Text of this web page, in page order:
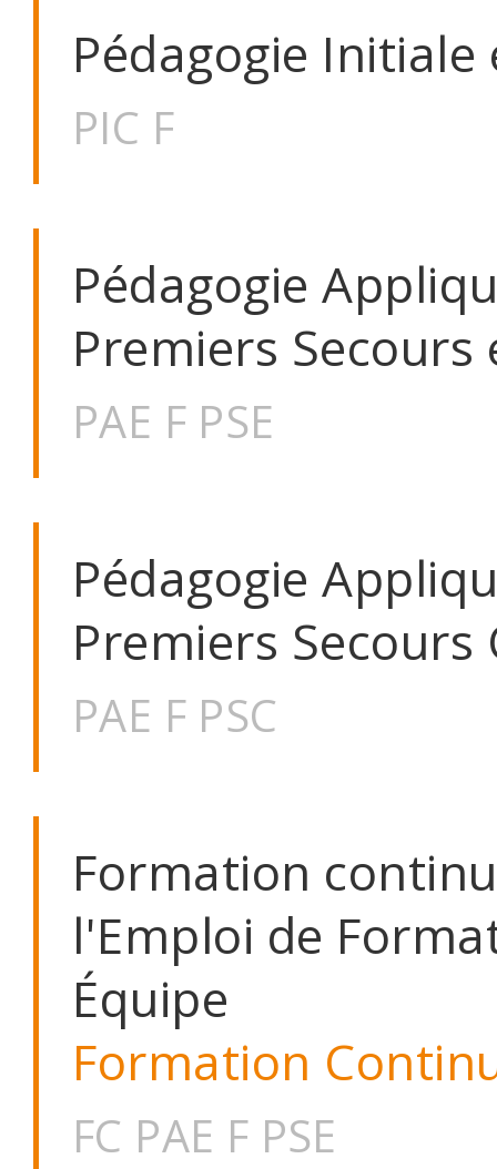
Pédagogie
PIC F
Pédagogie
Premiers Secours
PAE F PSE
Pédagogie
Premiers Secours
PAE F PSC
Formation
l'Emploi de
Équipe
Formation
FC PAE F PSE